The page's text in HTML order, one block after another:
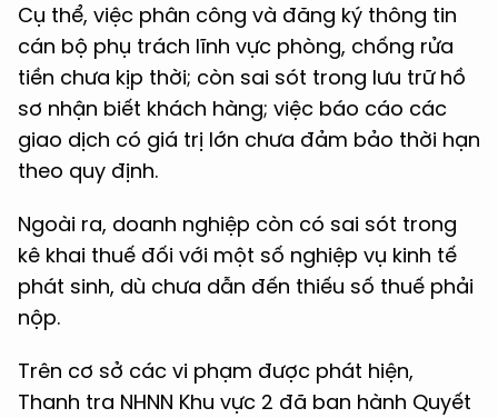
Cụ thể, việc phân công và đăng ký thông tin
cán bộ phụ trách lĩnh vực phòng, chống rửa
tiền chưa kịp thời; còn sai sót trong lưu trữ hồ
sơ nhận biết khách hàng; việc báo cáo các
giao dịch có giá trị lớn chưa đảm bảo thời hạn
theo quy định.
Ngoài ra, doanh nghiệp còn có sai sót trong
kê khai thuế đối với một số nghiệp vụ kinh tế
phát sinh, dù chưa dẫn đến thiếu số thuế phải
nộp.
Trên cơ sở các vi phạm được phát hiện,
Thanh tra NHNN Khu vực 2 đã ban hành Quyết